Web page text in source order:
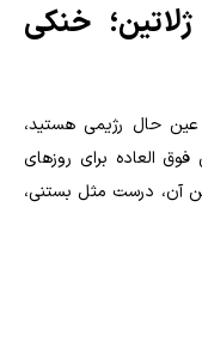
خنکی
حال رژیمی هستید،
العاده برای روزهای
آن، درست مثل بستنی،